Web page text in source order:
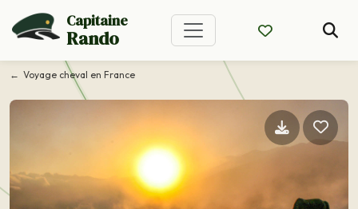
Capitaine
Rando
Voyage cheval en France